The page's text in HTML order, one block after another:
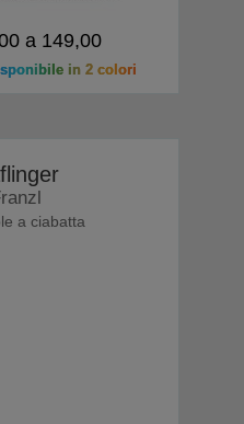
a 149,00
in 2 colori
a ciabatta